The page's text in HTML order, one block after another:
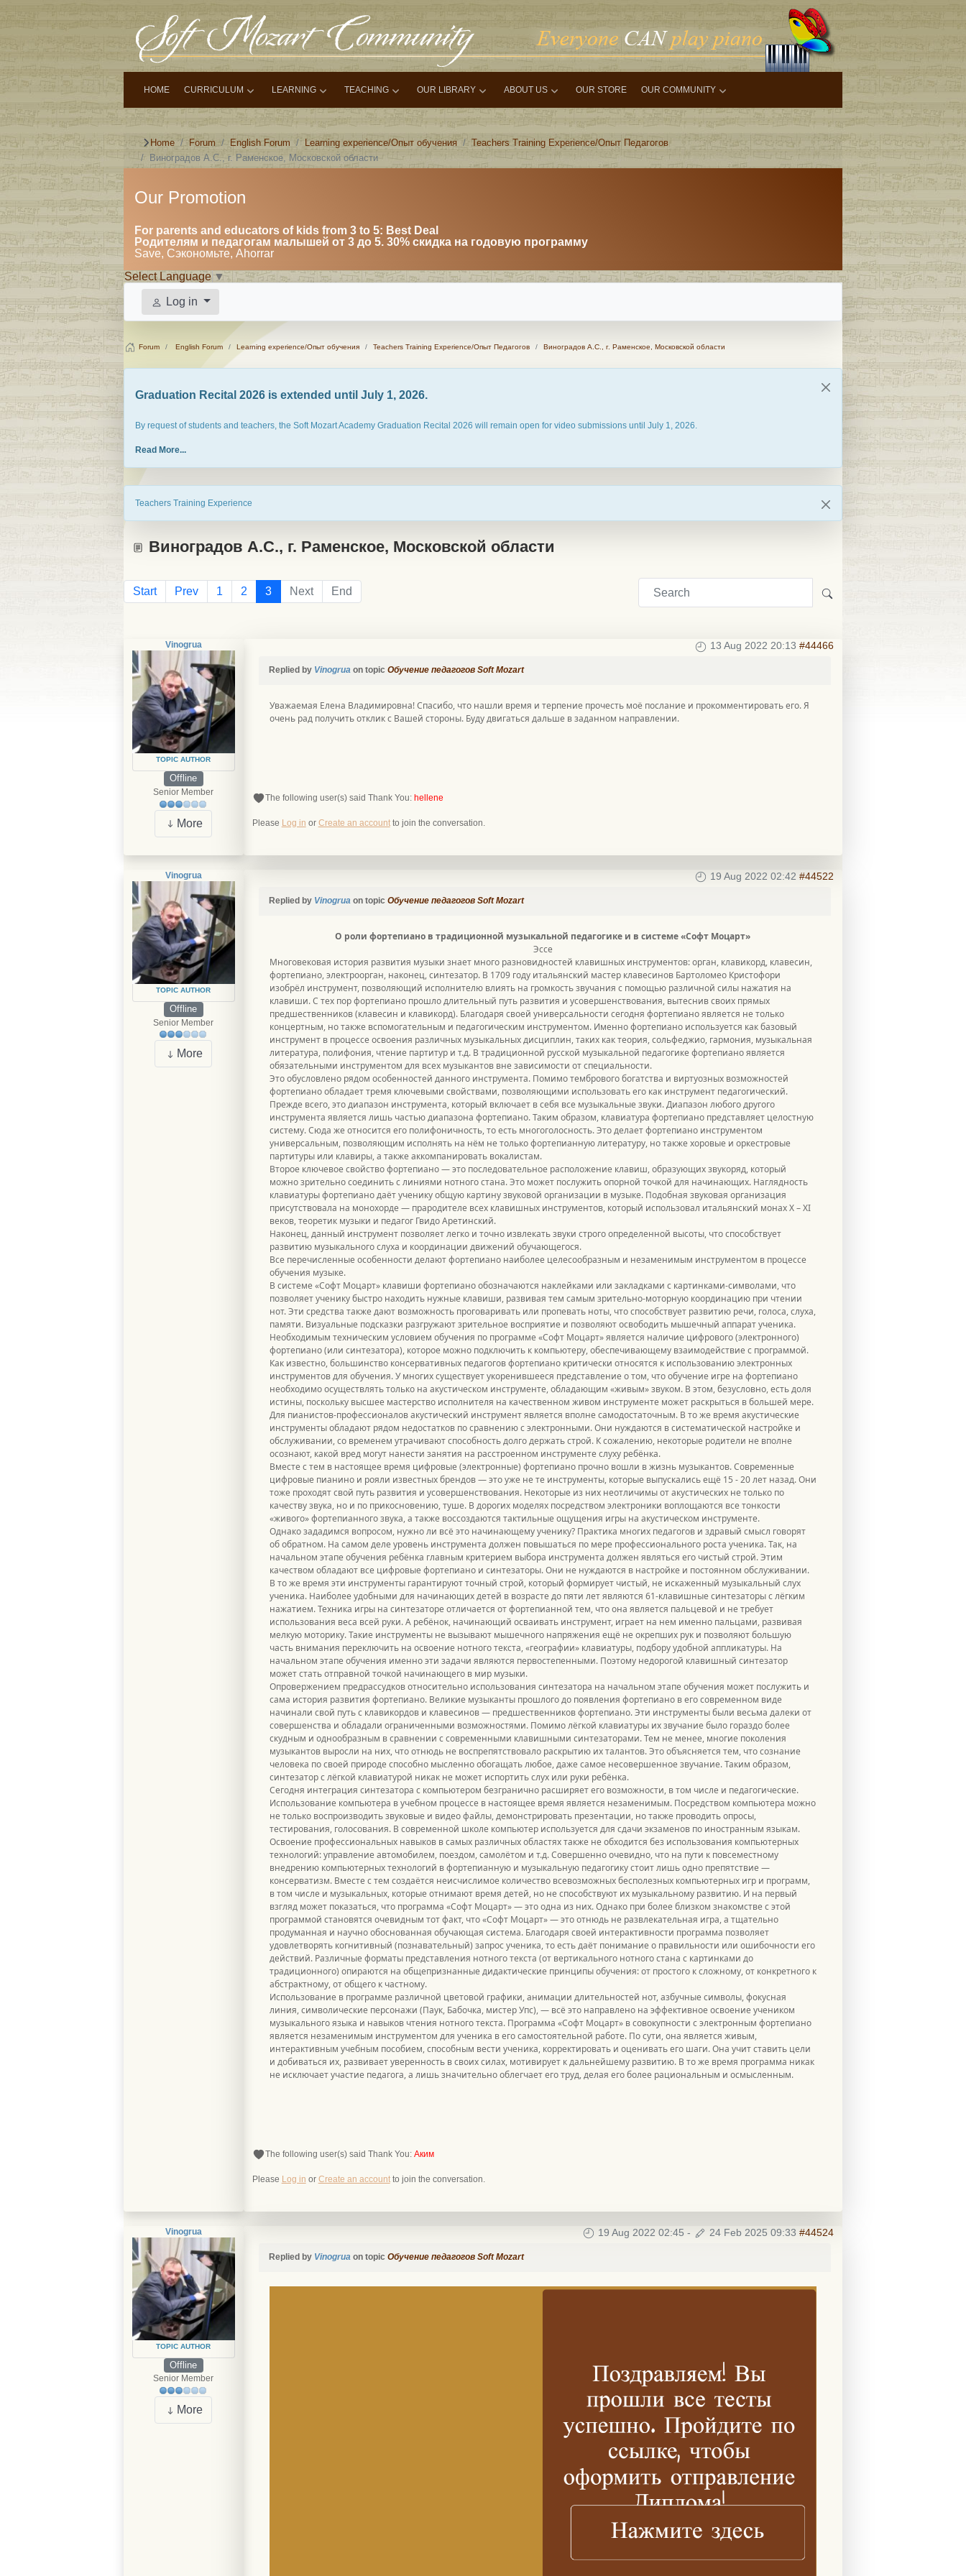
HOME CURRICULUM LEARNING TEACHING OUR LIBRARY ABOUT US OUR STORE OUR COMMUNITY
Home Forum English Forum Learning experience/Опыт обучения
Teachers Training Experience/Опыт Педагогов
Виноградов А.С., г. Раменское, Московской области
Our Promotion
For parents and educators of kids from 3 to 5: Best Deal
Родителям и педагогам малышей от 3 до 5. 30% скидка на годовую программу
Save, Сэкономьте, Ahorrar
Select Language ▼
Log in
Forum English Forum Learning experience/Опыт обучения Teachers Training Experience/Опыт Педагогов Виноградов А.С., г. Раменское, Московской области
Graduation Recital 2026 is extended until July 1, 2026.
By request of students and teachers, the Soft Mozart Academy Graduation Recital 2026 will remain open for video submissions until July 1, 2026.
Read More...
Teachers Training Experience
Виноградов А.С., г. Раменское, Московской области
Start Prev 1 2 3 Next End
Vinogrua
TOPIC AUTHOR
Offline
Senior Member
More
13 Aug 2022 20:13 #44466
Replied by Vinogruaon topic Обучение педагогов Soft Mozart
Уважаемая Елена Владимировна! Спасибо, что нашли время и терпение прочесть моё послание и прокомментировать его. Я
очень рад получить отклик с Вашей стороны. Буду двигаться дальше в заданном направлении.
The following user(s) said Thank You: hellene
Please Log in or Create an accountto join the conversation.
Vinogrua
TOPIC AUTHOR
Offline
Senior Member
More
19 Aug 2022 02:42 #44522
Replied by Vinogruaon topic Обучение педагогов Soft Mozart
О роли фортепиано в традиционной музыкальной педагогике и в системе «Софт Моцарт»
Эссе
Многовековая история развития музыки знает много разновидностей клавишных инструментов: орган, клавикорд, клавесин,
фортепиано, электроорган, наконец, синтезатор. В 1709 году итальянский мастер клавесинов Бартоломео Кристофори
изобрёл инструмент, позволяющий исполнителю влиять на громкость звучания с помощью различной силы нажатия на
клавиши. С тех пор фортепиано прошло длительный путь развития и усовершенствования, вытеснив своих прямых
предшественников (клавесин и клавикорд). Благодаря своей универсальности сегодня фортепиано является не только
концертным, но также вспомогательным и педагогическим инструментом. Именно фортепиано используется как базовый
инструмент в процессе освоения различных музыкальных дисциплин, таких как теория, сольфеджио, гармония, музыкальная
литература, полифония, чтение партитур и т.д. В традиционной русской музыкальной педагогике фортепиано является
обязательными инструментом для всех музыкантов вне зависимости от специальности.
Это обусловлено рядом особенностей данного инструмента. Помимо тембрового богатства и виртуозных возможностей
фортепиано обладает тремя ключевыми свойствами, позволяющими использовать его как инструмент педагогический.
Прежде всего, это диапазон инструмента, который включает в себя все музыкальные звуки. Диапазон любого другого
инструмента является лишь частью диапазона фортепиано. Таким образом, клавиатура фортепиано представляет целостную
систему. Сюда же относится его полифоничность, то есть многоголосность. Это делает фортепиано инструментом
универсальным, позволяющим исполнять на нём не только фортепианную литературу, но также хоровые и оркестровые
партитуры или клавиры, а также аккомпанировать вокалистам.
Второе ключевое свойство фортепиано — это последовательное расположение клавиш, образующих звукоряд, который
можно зрительно соединить с линиями нотного стана. Это может послужить опорной точкой для начинающих. Наглядность
клавиатуры фортепиано даёт ученику общую картину звуковой организации в музыке. Подобная звуковая организация
присутствовала на монохорде — прародителе всех клавишных инструментов, который использовал итальянский монах X – XI
веков, теоретик музыки и педагог Гвидо Аретинский.
Наконец, данный инструмент позволяет легко и точно извлекать звуки строго определенной высоты, что способствует
развитию музыкального слуха и координации движений обучающегося.
Все перечисленные особенности делают фортепиано наиболее целесообразным и незаменимым инструментом в процессе
обучения музыке.
В системе «Софт Моцарт» клавиши фортепиано обозначаются наклейками или закладками с картинками-символами, что
позволяет ученику быстро находить нужные клавиши, развивая тем самым зрительно-моторную координацию при чтении
нот. Эти средства также дают возможность проговаривать или пропевать ноты, что способствует развитию речи, голоса, слуха,
памяти. Визуальные подсказки разгружают зрительное восприятие и позволяют освободить мышечный аппарат ученика.
Необходимым техническим условием обучения по программе «Софт Моцарт» является наличие цифрового (электронного)
фортепиано (или синтезатора), которое можно подключить к компьютеру, обеспечивающему взаимодействие с программой.
Как известно, большинство консервативных педагогов фортепиано критически относятся к использованию электронных
инструментов для обучения. У многих существует укоренившееся представление о том, что обучение игре на фортепиано
необходимо осуществлять только на акустическом инструменте, обладающим «живым» звуком. В этом, безусловно, есть доля
истины, поскольку высшее мастерство исполнителя на качественном живом инструменте может раскрыться в большей мере.
Для пианистов-профессионалов акустический инструмент является вполне самодостаточным. В то же время акустические
инструменты обладают рядом недостатков по сравнению с электронными. Они нуждаются в систематической настройке и
обслуживании, со временем утрачивают способность долго держать строй. К сожалению, некоторые родители не вполне
осознают, какой вред могут нанести занятия на расстроенном инструменте слуху ребёнка.
Вместе с тем в настоящее время цифровые (электронные) фортепиано прочно вошли в жизнь музыкантов. Современные
цифровые пианино и рояли известных брендов — это уже не те инструменты, которые выпускались ещё 15 - 20 лет назад. Они
тоже проходят свой путь развития и усовершенствования. Некоторые из них неотличимы от акустических не только по
качеству звука, но и по прикосновению, туше. В дорогих моделях посредством электроники воплощаются все тонкости
«живого» фортепианного звука, а также воссоздаются тактильные ощущения игры на акустическом инструменте.
Однако зададимся вопросом, нужно ли всё это начинающему ученику? Практика многих педагогов и здравый смысл говорят
об обратном. На самом деле уровень инструмента должен повышаться по мере профессионального роста ученика. Так, на
начальном этапе обучения ребёнка главным критерием выбора инструмента должен являться его чистый строй. Этим
качеством обладают все цифровые фортепиано и синтезаторы. Они не нуждаются в настройке и постоянном обслуживании.
В то же время эти инструменты гарантируют точный строй, который формирует чистый, не искаженный музыкальный слух
ученика. Наиболее удобными для начинающих детей в возрасте до пяти лет являются 61-клавишные синтезаторы с лёгким
нажатием. Техника игры на синтезаторе отличается от фортепианной тем, что она является пальцевой и не требует
использования веса всей руки. А ребёнок, начинающий осваивать инструмент, играет на нем именно пальцами, развивая
мелкую моторику. Такие инструменты не вызывают мышечного напряжения ещё не окрепших рук и позволяют большую
часть внимания переключить на освоение нотного текста, «географии» клавиатуры, подбору удобной аппликатуры. На
начальном этапе обучения именно эти задачи являются первостепенными. Поэтому недорогой клавишный синтезатор
может стать отправной точкой начинающего в мир музыки.
Опровержением предрассудков относительно использования синтезатора на начальном этапе обучения может послужить и
сама история развития фортепиано. Великие музыканты прошлого до появления фортепиано в его современном виде
начинали свой путь с клавикордов и клавесинов — предшественников фортепиано. Эти инструменты были весьма далеки от
совершенства и обладали ограниченными возможностями. Помимо лёгкой клавиатуры их звучание было гораздо более
скудным и однообразным в сравнении с современными клавишными синтезаторами. Тем не менее, многие поколения
музыкантов выросли на них, что отнюдь не воспрепятствовало раскрытию их талантов. Это объясняется тем, что сознание
человека по своей природе способно мысленно обогащать любое, даже самое несовершенное звучание. Таким образом,
синтезатор с лёгкой клавиатурой никак не может испортить слух или руки ребёнка.
Сегодня интеграция синтезатора с компьютером безгранично расширяет его возможности, в том числе и педагогические.
Использование компьютера в учебном процессе в настоящее время является незаменимым. Посредством компьютера можно
не только воспроизводить звуковые и видео файлы, демонстрировать презентации, но также проводить опросы,
тестирования, голосования. В современной школе компьютер используется для сдачи экзаменов по иностранным языкам.
Освоение профессиональных навыков в самых различных областях также не обходится без использования компьютерных
технологий: управление автомобилем, поездом, самолётом и т.д. Совершенно очевидно, что на пути к повсеместному
внедрению компьютерных технологий в фортепианную и музыкальную педагогику стоит лишь одно препятствие —
консерватизм. Вместе с тем создаётся неисчислимое количество всевозможных бесполезных компьютерных игр и программ,
в том числе и музыкальных, которые отнимают время детей, но не способствуют их музыкальному развитию. И на первый
взгляд может показаться, что программа «Софт Моцарт» — это одна из них. Однако при более близком знакомстве с этой
программой становятся очевидным тот факт, что «Софт Моцарт» — это отнюдь не развлекательная игра, а тщательно
продуманная и научно обоснованная обучающая система. Благодаря своей интерактивности программа позволяет
удовлетворять когнитивный (познавательный) запрос ученика, то есть даёт понимание о правильности или ошибочности его
действий. Различные форматы представления нотного текста (от вертикального нотного стана с картинками до
традиционного) опираются на общепризнанные дидактические принципы обучения: от простого к сложному, от конкретного к
абстрактному, от общего к частному.
Использование в программе различной цветовой графики, анимации длительностей нот, азбучные символы, фокусная
линия, символические персонажи (Паук, Бабочка, мистер Упс), — всё это направлено на эффективное освоение учеником
музыкального языка и навыков чтения нотного текста. Программа «Софт Моцарт» в совокупности с электронным фортепиано
является незаменимым инструментом для ученика в его самостоятельной работе. По сути, она является живым,
интерактивным учебным пособием, способным вести ученика, корректировать и оценивать его шаги. Она учит ставить цели
и добиваться их, развивает уверенность в своих силах, мотивирует к дальнейшему развитию. В то же время программа никак
не исключает участие педагога, а лишь значительно облегчает его труд, делая его более рациональным и осмысленным.
The following user(s) said Thank You: Аким
Please Log in or Create an accountto join the conversation.
Vinogrua
TOPIC AUTHOR
Offline
Senior Member
More
19 Aug 2022 02:45 - 24 Feb 2025 09:33 #44524
Replied by Vinogruaon topic Обучение педагогов Soft Mozart